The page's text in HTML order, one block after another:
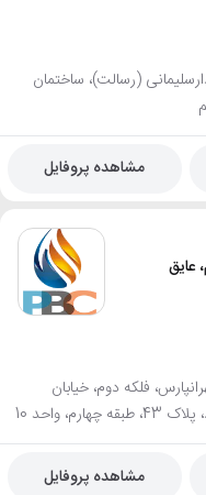
سردارسلیمانی (رسالت)، ساختمان
مشاهده پروفایل
عایق
تهرانپارس، فلکه دوم، خیابان
واحد 10
مشاهده پروفایل